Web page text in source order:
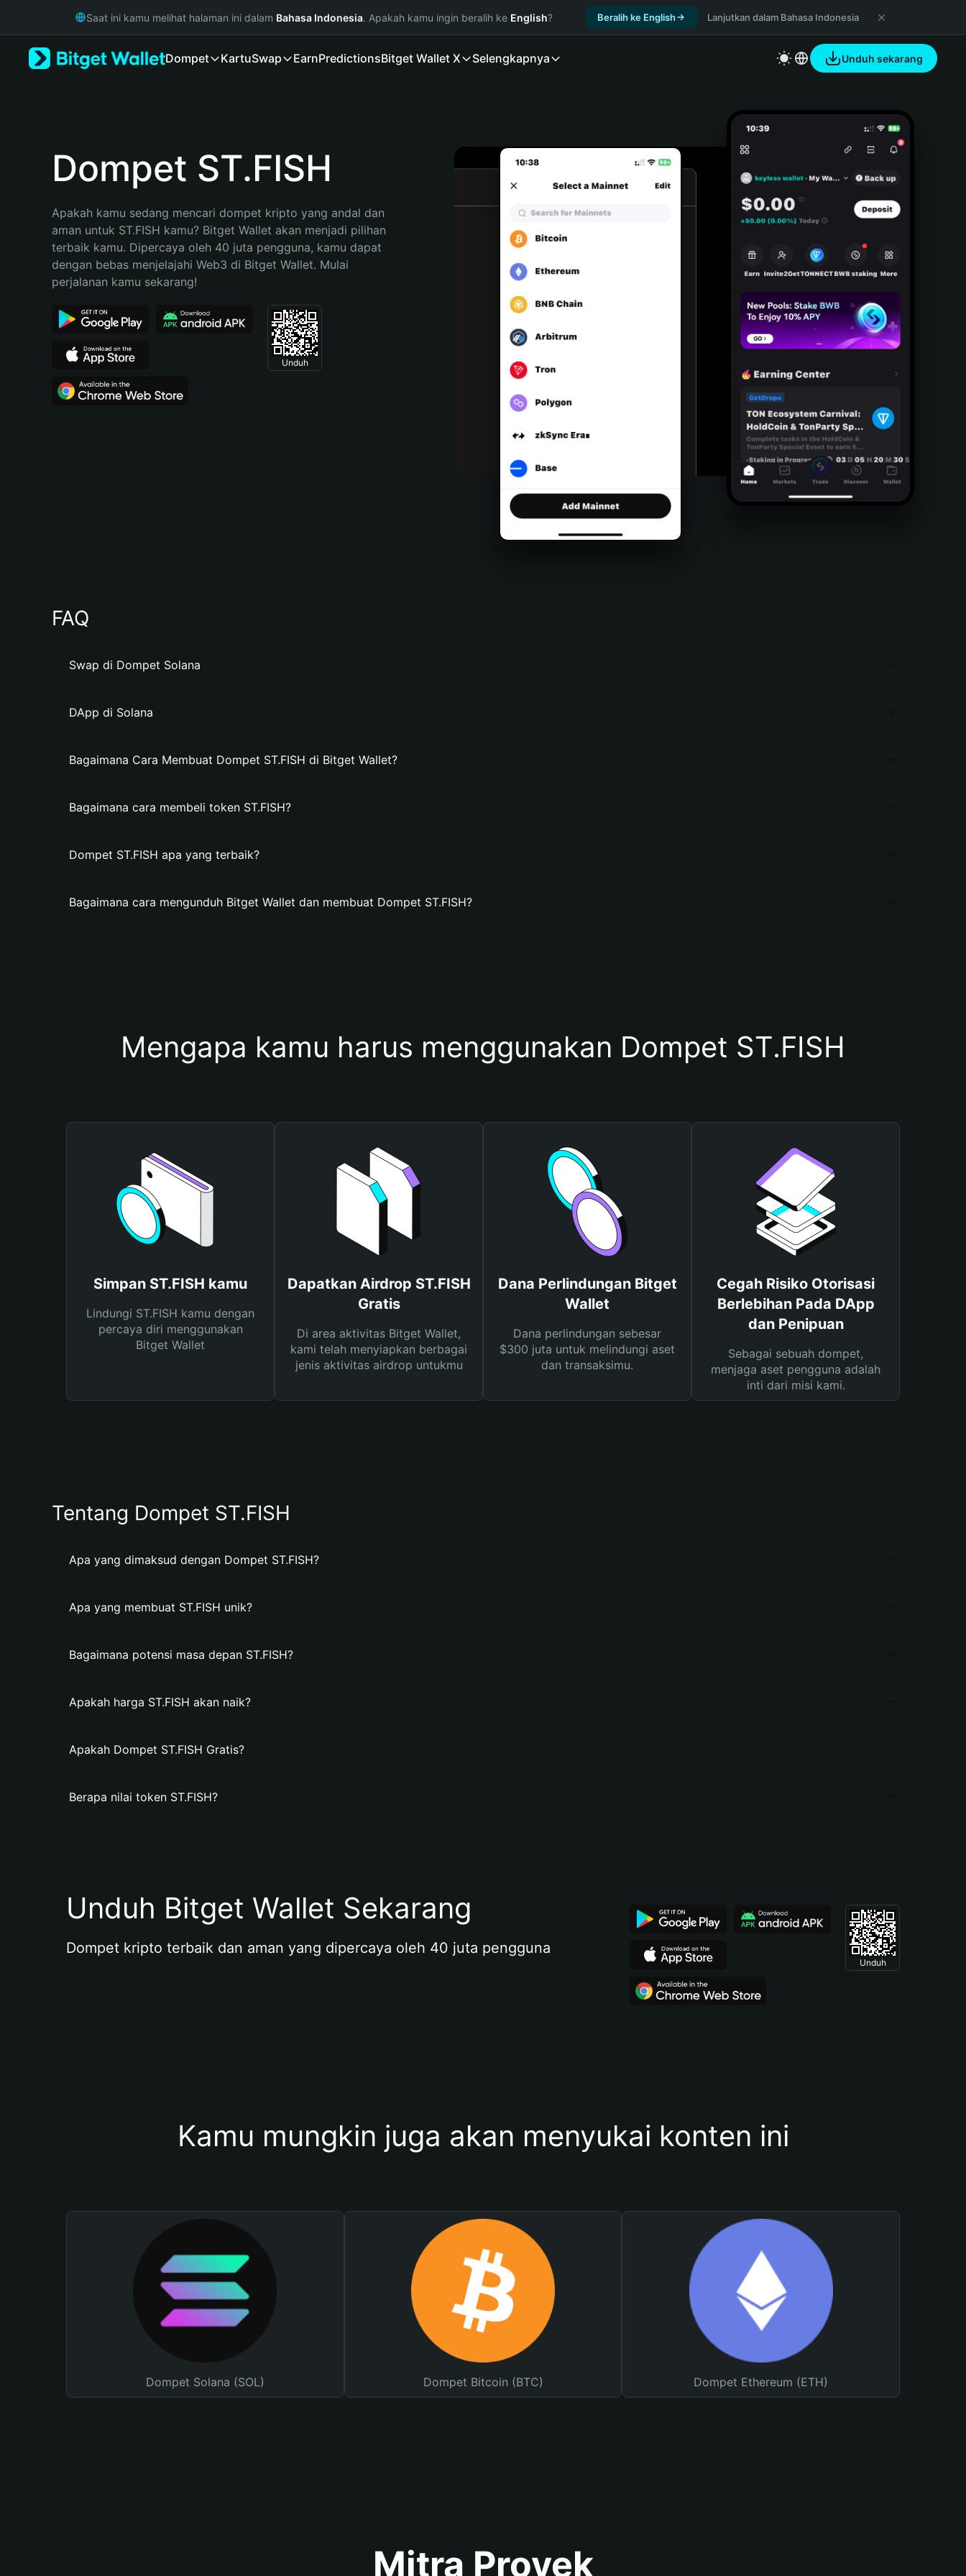
Русский
Bahasa Indonesia
Español (Argentina)
Saat ini kamu melihat halaman ini dalam Bahasa Indonesia. Apakah kamu ingin beralih ke English? Beralih ke English Lanjutkan dalam Bahasa Indonesia
Dompet KartuSwap EarnPredictionsBitget Wallet X Selengkapnya Unduh sekarang
Dompet ST.FISH
Apakah kamu sedang mencari dompet kripto yang andal dan
aman untuk ST.FISH kamu? Bitget Wallet akan menjadi pilihan
terbaik kamu. Dipercaya oleh 40 juta pengguna, kamu dapat
dengan bebas menjelajahi Web3 di Bitget Wallet. Mulai
perjalanan kamu sekarang!
Unduh
FAQ
Swap di Dompet Solana
DApp di Solana
Bagaimana Cara Membuat Dompet ST.FISH di Bitget Wallet?
Bagaimana cara membeli token ST.FISH?
Dompet ST.FISH apa yang terbaik?
Bagaimana cara mengunduh Bitget Wallet dan membuat Dompet ST.FISH?
Mengapa kamu harus menggunakan Dompet ST.FISH
Simpan ST.FISH kamu
Lindungi ST.FISH kamu dengan
percaya diri menggunakan
Bitget Wallet
Dapatkan Airdrop ST.FISH
Gratis
Di area aktivitas Bitget Wallet,
kami telah menyiapkan berbagai
jenis aktivitas airdrop untukmu
Dana Perlindungan Bitget
Wallet
Dana perlindungan sebesar
$300 juta untuk melindungi aset
dan transaksimu.
Cegah Risiko Otorisasi
Berlebihan Pada DApp
dan Penipuan
Sebagai sebuah dompet,
menjaga aset pengguna adalah
inti dari misi kami.
Tentang Dompet ST.FISH
Apa yang dimaksud dengan Dompet ST.FISH?
Apa yang membuat ST.FISH unik?
Bagaimana potensi masa depan ST.FISH?
Apakah harga ST.FISH akan naik?
Apakah Dompet ST.FISH Gratis?
Berapa nilai token ST.FISH?
Unduh Bitget Wallet Sekarang
Dompet kripto terbaik dan aman yang dipercaya oleh 40 juta pengguna
Unduh
Kamu mungkin juga akan menyukai konten ini
Dompet Solana (SOL) Dompet Bitcoin (BTC) Dompet Ethereum (ETH)
Mitra Proyek